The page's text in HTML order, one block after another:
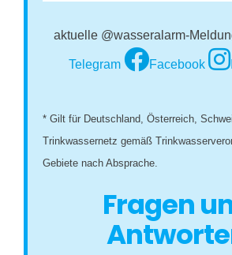
aktuelle @wasseralarm-
Telegram Facebook
* Gilt für Deutschland, Österreich,
Trinkwassernetz gemäß
Gebiete nach Absprache.
Fragen